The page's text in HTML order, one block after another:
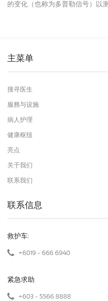
的变化（也称为多普勒信号）以
主菜单
搜寻医生
服務与设施
病人护理
健康枢纽
亮点
关于我们
联系我们
联系信息
救护车:
+6019 - 666 6940
紧急求助
+603 - 5566 8888